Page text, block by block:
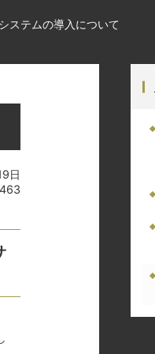
ステムの導入について
日